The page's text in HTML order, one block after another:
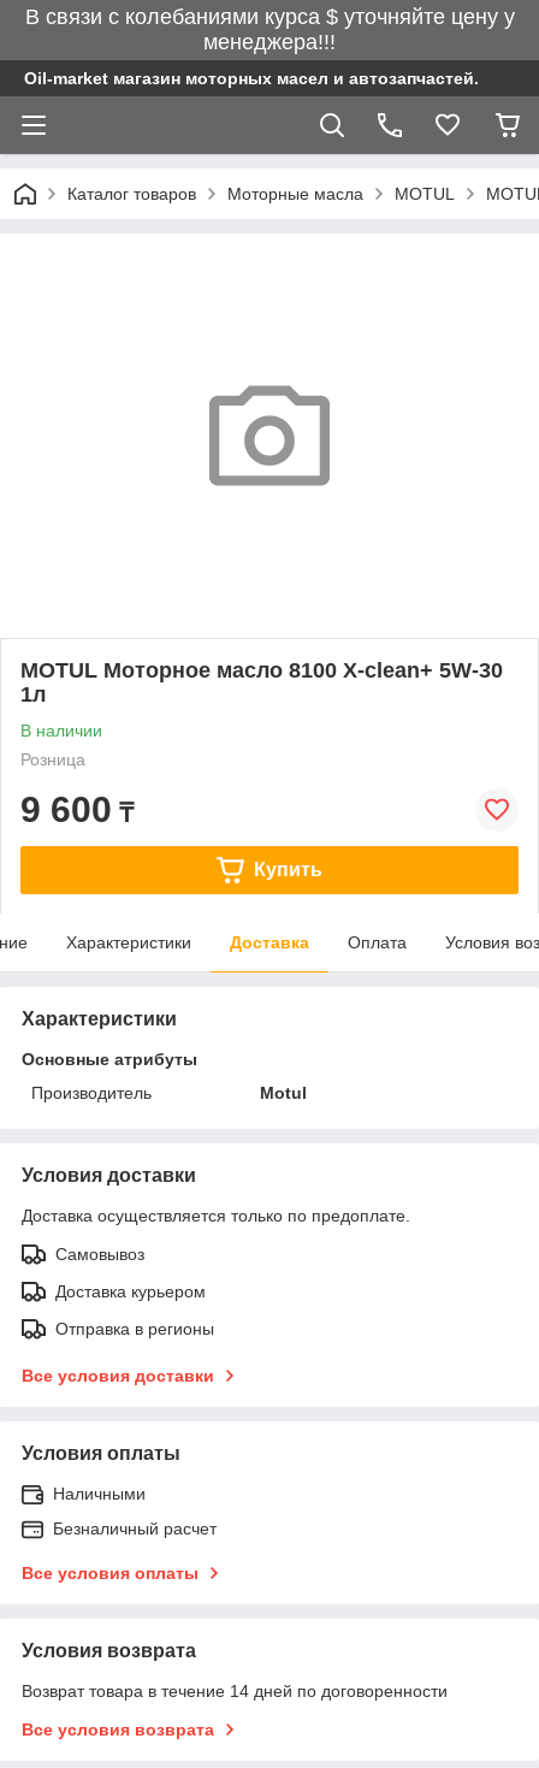
В связи с колебаниями курса $ уточняйте цену у
менеджера!!!
Oil-market магазин моторных масел и автозапчастей.
Каталог товаров Моторные масла MOTUL
MOTUL Моторное масло 8100 X-clean+ 5W-30
1л
В наличии
Розница
9 600 ₸
Купить
Характеристики Доставка Оплата Условия
Характеристики
Основные атрибуты
Производитель
Motul
Условия доставки
Доставка осуществляется только по предоплате.
Самовывоз
Доставка курьером
Отправка в регионы
Все условия доставки
Условия оплаты
Наличными
Безналичный расчет
Все условия оплаты
Условия возврата
Возврат товара в течение 14 дней по договоренности
Все условия возврата